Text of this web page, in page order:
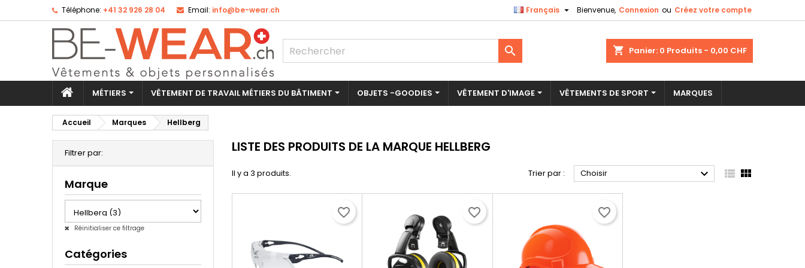
Téléphone: +41 32 926 28 04 Email: info@be-wear.ch Bienvenue, Connexion ou Créez votre compte
Français 
shopping_cart Panier: 0 Produits - 0,00 CHF

MÉTIERS VÊTEMENT DE TRAVAIL MÉTIERS DU BÂTIMENT OBJETS -GOODIES VÊTEMENT D'IMAGE VÊTEMENTS DE SPORT MARQUES
Accueil Marques Hellberg
Filtrer par:
Marque
Réinitialiser ce filtrage
Catégories
LISTE DES PRODUITS DE LA MARQUE HELLBERG
Il y a 3 produits. Trier par : Choisir   
favorite_border favorite_border favorite_border